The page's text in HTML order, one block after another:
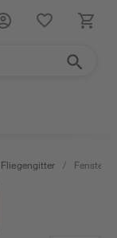
Fliegengitter /